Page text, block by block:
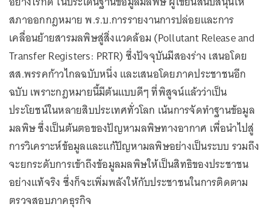
สภาออกกฎหมาย พ.ร.บ.การรายงานการปล่อยและการ
เคลื่อนย้ายสารมลพิษสู่สิ่งแวดล้อม (Pollutant Release and
Transfer Registers: PRTR) ซึ่งปัจจุบันมีสองร่าง เสนอโดย
สส.พรรคก้าวไกลฉบับหนึ่ง และเสนอโดยภาคประชาชนอีก
ฉบับ เพราะกฎหมายนี้มีต้นแบบดีๆ ที่พิสูจน์แล้วว่าเป็น
ประโยชน์ในหลายสิบประเทศทั่วโลก เน้นการจัดทำฐานข้อมูล
มลพิษ ซึ่งเป็นต้นตอของปัญหามลพิษทางอากาศ เพื่อนำไปสู่
การวิเคราะห์ข้อมูลและแก้ปัญหามลพิษอย่างเป็นระบบ รวมถึง
จะยกระดับการเข้าถึงข้อมูลมลพิษให้เป็นสิทธิของประชาชน
อย่างแท้จริง ซึ่งก็จะเพิ่มพลังให้กับประชาชนในการติดตาม
ตรวจสอบภาคธุรกิจ